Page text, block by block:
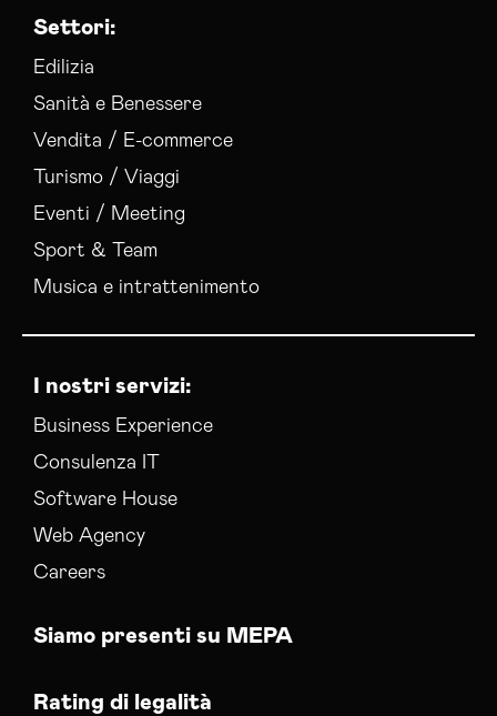
Settori:
Edilizia
Sanità e Benessere
Vendita / E-commerce
Turismo / Viaggi
Eventi / Meeting
Sport & Team
Musica e intrattenimento
I nostri servizi:
Business Experience
Consulenza IT
Software House
Web Agency
Careers
Siamo presenti su MEPA
Rating di legalità